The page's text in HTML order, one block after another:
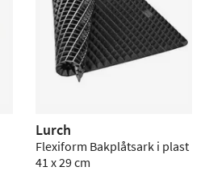
Lurch
Flexiform Bakplåtsark i plast
41 x 29 cm